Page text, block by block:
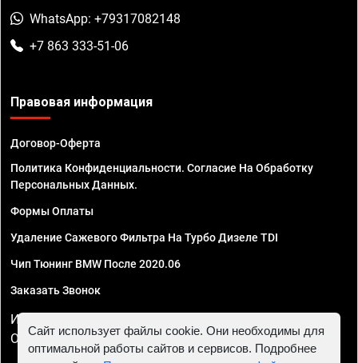
WhatsApp: +79317082148
+7 863 333-51-06
Правовая информация
Договор-Оферта
Политика Конфиденциальности. Согласие На Обработку
Персональных Данных.
Формы Оплаты
Удаление Сажевого Фильтра На Турбо Дизеле TDI
Чип Тюнинг BMW После 2020.06
Заказать Звонок
ИП Смирнов Георгий Павлович. ИНН 781302555843,
ОГРНИП 324470400032610
Сайт использует файлы cookie. Они необходимы для
оптимальной работы сайтов и сервисов. Подробнее